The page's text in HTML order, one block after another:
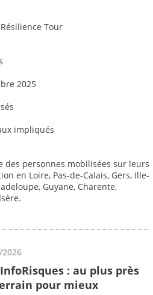
Tour
2025
impliqués
des personnes mobilisées sur leurs
en Loire, Pas-de-Calais, Gers, Ille-
Guyane, Charente,
: au plus près
pour mieux